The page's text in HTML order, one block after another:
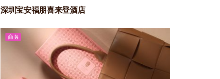
深圳宝安福朋喜来登酒店
商务